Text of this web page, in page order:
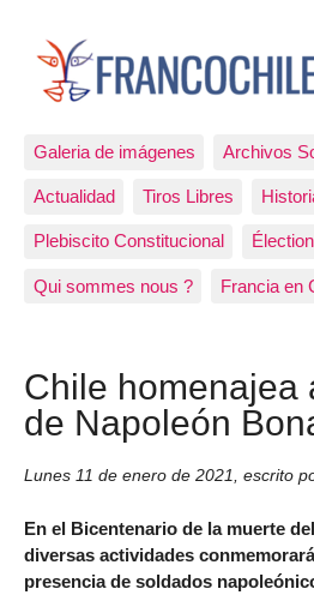
Galeria de imágenes Archivos
Actualidad Tiros Libres
Plebiscito Constitucional
Qui sommes nous ? Francia en
Chile homenajea
de Napoleón
Lunes 11 de enero de 2021, escrito
En el Bicentenario de la muerte
diversas actividades
presencia de soldados